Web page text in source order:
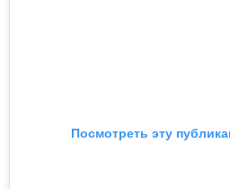
Посмотреть эту